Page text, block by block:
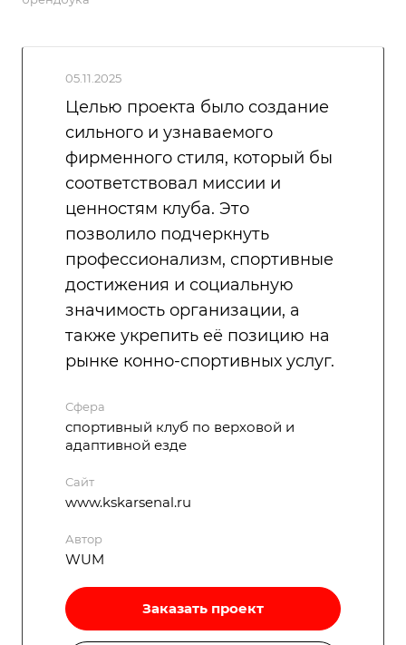
05.11.2025
Целью проекта было создание
сильного и узнаваемого
фирменного стиля, который бы
соответствовал миссии и
ценностям клуба. Это
позволило подчеркнуть
профессионализм, спортивные
достижения и социальную
значимость организации, а
также укрепить её позицию на
рынке конно-спортивных услуг.
Сфера
спортивный клуб по верховой и
адаптивной езде
Сайт
www.kskarsenal.ru
Автор
WUM
Заказать проект